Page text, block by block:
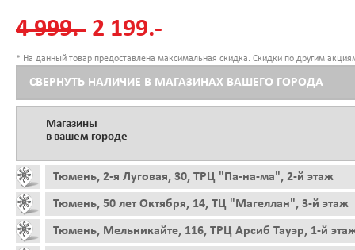
4 999.- 2 199.-
* На данный товар предоставлена максимальная скидка. Скидки по другим
СВЕРНУТЬ НАЛИЧИЕ В МАГАЗИНАХ ВАШЕГО ГОРОДА
Магазины
в вашем городе
Тюмень, 2-я Луговая, 30, ТРЦ "Па-на-ма", 2-й этаж
Тюмень, 50 лет Октября, 14, ТЦ "Магеллан", 3-й этаж
Тюмень, Мельникайте, 116, ТРЦ Арсиб Тауэр, 1-й